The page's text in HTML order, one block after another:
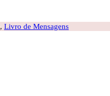
, Livro de Mensagens